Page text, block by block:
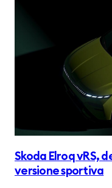
Skoda Elroq vRS,
versione sportiva